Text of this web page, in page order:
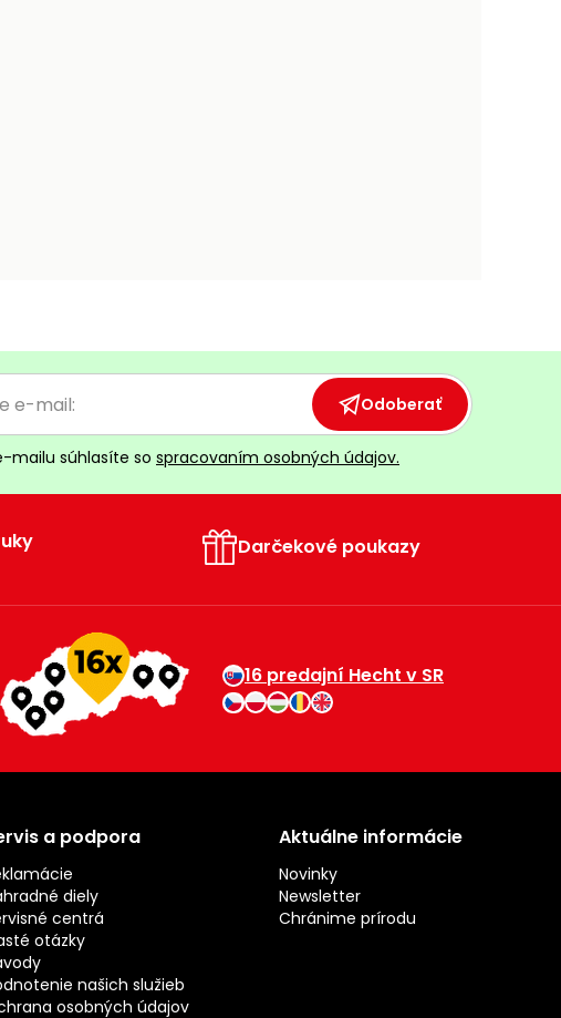
Odoberať
mailu súhlasíte so spracovaním osobných údajov.
Darčekové poukazy
16 predajní Hecht v SR
a podpora
diely
centrá
otázky
našich služieb
osobných údajov
Aktuálne informácie
Novinky
Newsletter
Chránime prírodu